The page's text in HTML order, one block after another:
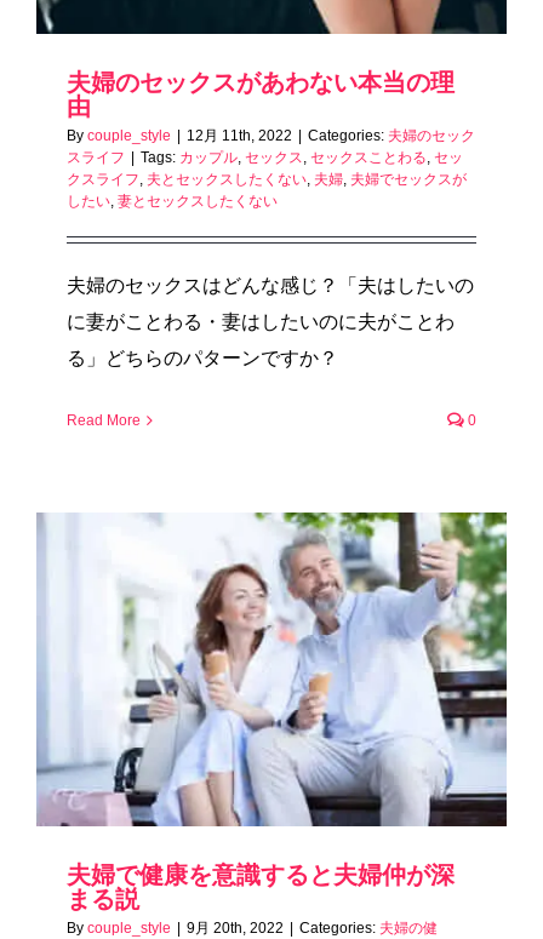
夫婦のセックスがあわない本当の理
由
By couple_style | 12月 11th, 2022 | Categories: 夫婦のセック
スライフ | Tags: カップル セックス セックスことわる セッ
クスライフ 夫とセックスしたくない 夫婦 夫婦でセックスが
したい 妻とセックスしたくない
夫婦のセックスはどんな感じ？「夫はしたいの
に妻がことわる・妻はしたいのに夫がことわ
る」どちらのパターンですか？
Read More 0
夫婦で健康を意識すると夫婦仲が深
まる説
By couple_style | 9月 20th, 2022 | Categories: 夫婦の健